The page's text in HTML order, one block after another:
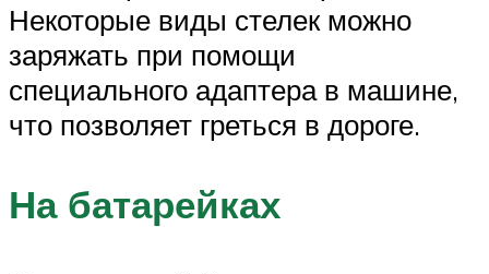
Некоторые виды стелек можно
заряжать при помощи
специального адаптера в машине,
что позволяет греться в дороге.
На батарейках